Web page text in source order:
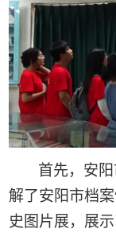
首先，安
解了安阳市档
史图片展，展